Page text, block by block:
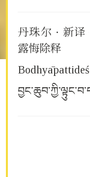
丹珠尔 · 新译
露悔除释